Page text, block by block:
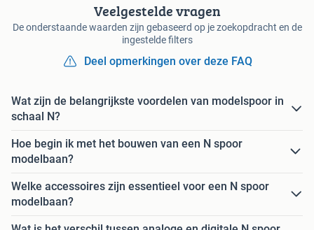
Veelgestelde vragen
De onderstaande waarden zijn gebaseerd op je zoekopdracht en de
ingestelde filters
Deel opmerkingen over deze FAQ
Wat zijn de belangrijkste voordelen van modelspoor in
schaal N?
Hoe begin ik met het bouwen van een N spoor
modelbaan?
Welke accessoires zijn essentieel voor een N spoor
modelbaan?